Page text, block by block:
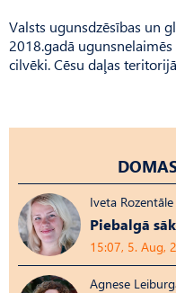
Valsts ugunsdzēsības un
2018.gadā
cilvēki. Cēsu daļas
Iveta Rozentāle
Piebalgā
15:07, 5. Aug,
Agnese